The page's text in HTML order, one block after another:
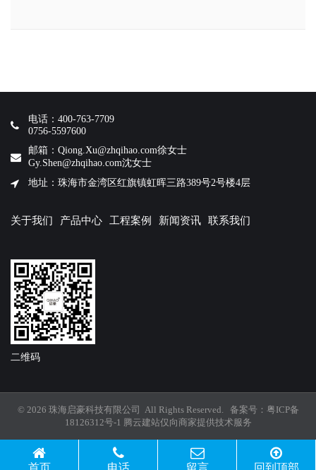
电话：400-763-7709
0756-5597600
邮箱：Qiong.Xu@zhqihao.com徐女士
Gy.Shen@zhqihao.com沈女士
地址：珠海市金湾区红旗镇虹晖三路389号2号楼4层
关于我们 产品中心 工程案例 新闻资讯 联系我们
二维码
© 2026 珠海启豪科技有限公司 All Rights Reserved. 备案号： 粤ICP备
18126312号-1 腾云建站仅向商家提供技术服务
首页 电话 留言 回到顶部